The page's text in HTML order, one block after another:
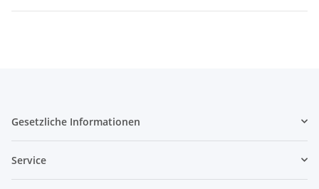
Gesetzliche Informationen
Service